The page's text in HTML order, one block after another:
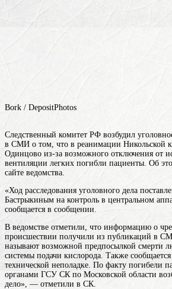
Bork / DepositPhotos
Следственный комитет РФ возбудил
в СМИ о том, что в реанимации Никольской
Одинцово из-за возможного отключения от
вентиляции легких погибли пациенты. Об
сайте ведомства.
«Ход расследования уголовного дела
Бастрыкиным на контроль в центральном
сообщается в сообщении.
В ведомстве отметили, что информацию о
происшествии получили из публикаций в
называют возможной предпосылкой смерти
системы подачи кислорода. Также
технической неполадке. По факту погибели
органами ГСУ СК по Московской области
дело», — отметили в СК.